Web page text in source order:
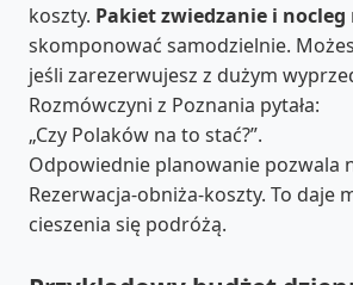
koszty. Pakiet zwiedzanie i nocleg
skomponować samodzielnie.
jeśli zarezerwujesz z dużym
Rozmówczyni z Poznania pytała:
„Czy Polaków na to stać?”.
Odpowiednie planowanie pozwala
Rezerwacja-obniża-koszty. To daje
cieszenia się podróżą.